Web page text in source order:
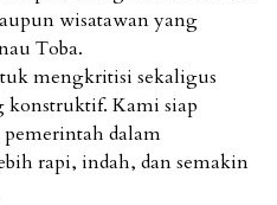
wisatawan yang
Toba.
mengkritisi sekaligus
konstruktif. Kami siap
dalam
rapi, indah, dan semakin